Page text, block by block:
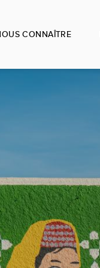
CONNAÎTRE